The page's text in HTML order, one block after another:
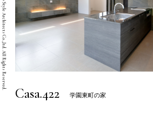
Copyright © Two Style Architects Co.,ltd. All Rights Reserved.
Casa.422 学園東町の家